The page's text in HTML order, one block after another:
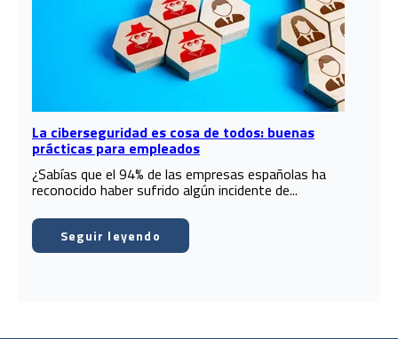
La ciberseguridad es cosa de todos: buenas
prácticas para empleados
¿Sabías que el 94% de las empresas españolas ha
reconocido haber sufrido algún incidente de...
Seguir leyendo